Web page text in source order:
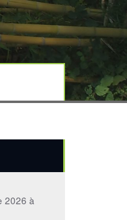
Fédération Internationale d’Associations d’Eutonie
2026 à